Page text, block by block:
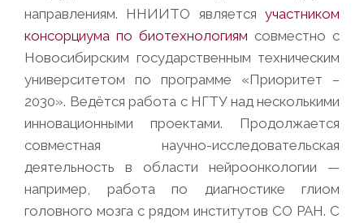
направлениям. ННИИТО является участником
консорциума по биотехнологиям совместно с
Новосибирским государственным техническим
университетом по программе «Приоритет –
2030». Ведётся работа с НГТУ над несколькими
инновационными проектами. Продолжается
совместная научно-исследовательская
деятельность в области нейроонкологии —
например, работа по диагностике глиом
головного мозга с рядом институтов СО РАН. С